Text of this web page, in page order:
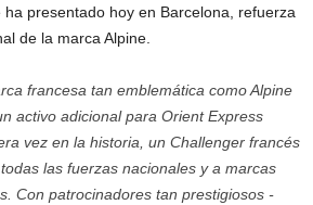
ha presentado hoy en Barcelona, refuerza
de la marca Alpine.
francesa tan emblemática como Alpine
activo adicional para Orient Express
vez en la historia, un Challenger francés
las fuerzas nacionales y a marcas
Con patrocinadores tan prestigiosos -